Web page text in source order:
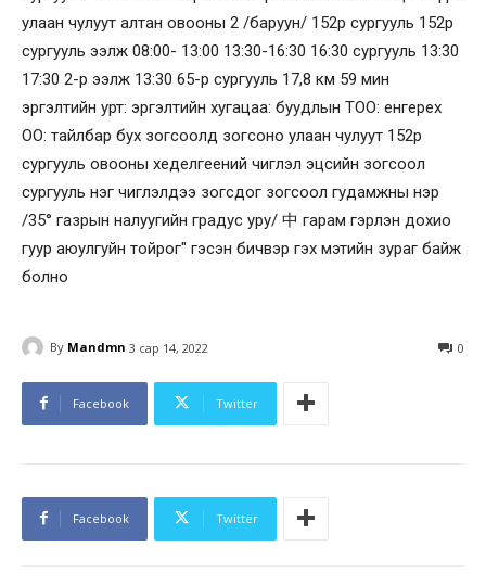
By Mandmn 3 сар 14, 2022 0
Facebook Twitter
Facebook Twitter